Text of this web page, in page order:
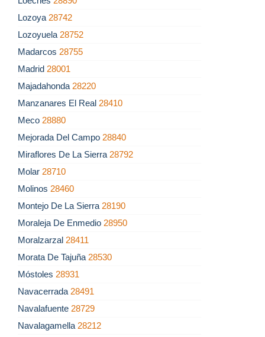
Lozoya 28742
Lozoyuela 28752
Madarcos 28755
Madrid 28001
Majadahonda 28220
Manzanares El Real 28410
Meco 28880
Mejorada Del Campo 28840
Miraflores De La Sierra 28792
Molar 28710
Molinos 28460
Montejo De La Sierra 28190
Moraleja De Enmedio 28950
Moralzarzal 28411
Morata De Tajuña 28530
Móstoles 28931
Navacerrada 28491
Navalafuente 28729
Navalagamella 28212